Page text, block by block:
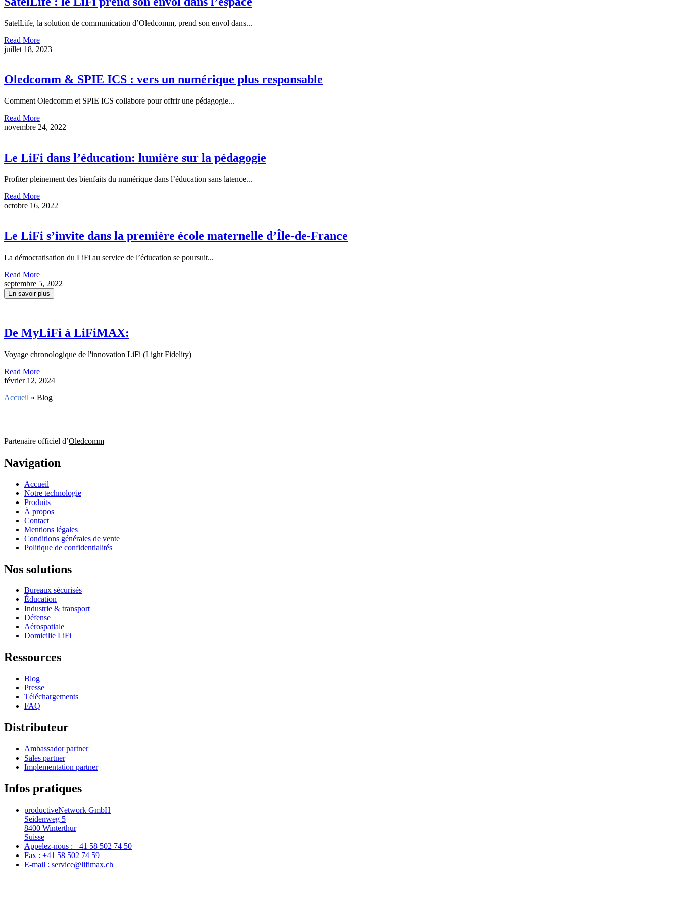
SatelLife, la solution de communication d’Oledcomm, prend son envol dans...
Read More
juillet 18, 2023
Oledcomm & SPIE ICS : vers un numérique plus responsable
Comment Oledcomm et SPIE ICS collabore pour offrir une pédagogie...
Read More
novembre 24, 2022
Le LiFi dans l’éducation: lumière sur la pédagogie
Profiter pleinement des bienfaits du numérique dans l’éducation sans latence...
Read More
octobre 16, 2022
Le LiFi s’invite dans la première école maternelle d’Île-de-France
La démocratisation du LiFi au service de l’éducation se poursuit...
Read More
septembre 5, 2022
En savoir plus
De MyLiFi à LiFiMAX:
Voyage chronologique de l'innovation LiFi (Light Fidelity)
Read More
février 12, 2024
Accueil » Blog
Partenaire officiel d’Oledcomm
Navigation
Accueil
Notre technologie
Produits
À propos
Contact
Mentions légales
Conditions générales de vente
Politique de confidentialités
Nos solutions
Bureaux sécurisés
Éducation
Industrie & transport
Défense
Aérospatiale
Domicilie LiFi
Ressources
Blog
Presse
Téléchargements
FAQ
Distributeur
Ambassador partner
Sales partner
Implementation partner
Infos pratiques
productiveNetwork GmbH
Seidenweg 5
8400 Winterthur
Suisse
Appelez-nous : +41 58 502 74 50
Fax : +41 58 502 74 59
E-mail : service@lifimax.ch